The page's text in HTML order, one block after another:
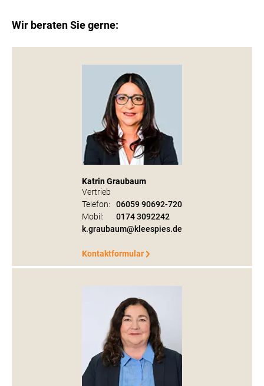
Wir beraten Sie gerne:
Katrin Graubaum
Vertrieb
Telefon:
06059 90692-720
Mobil:
0174 3092242
k.graubaum@kleespies.de
Kontaktformular